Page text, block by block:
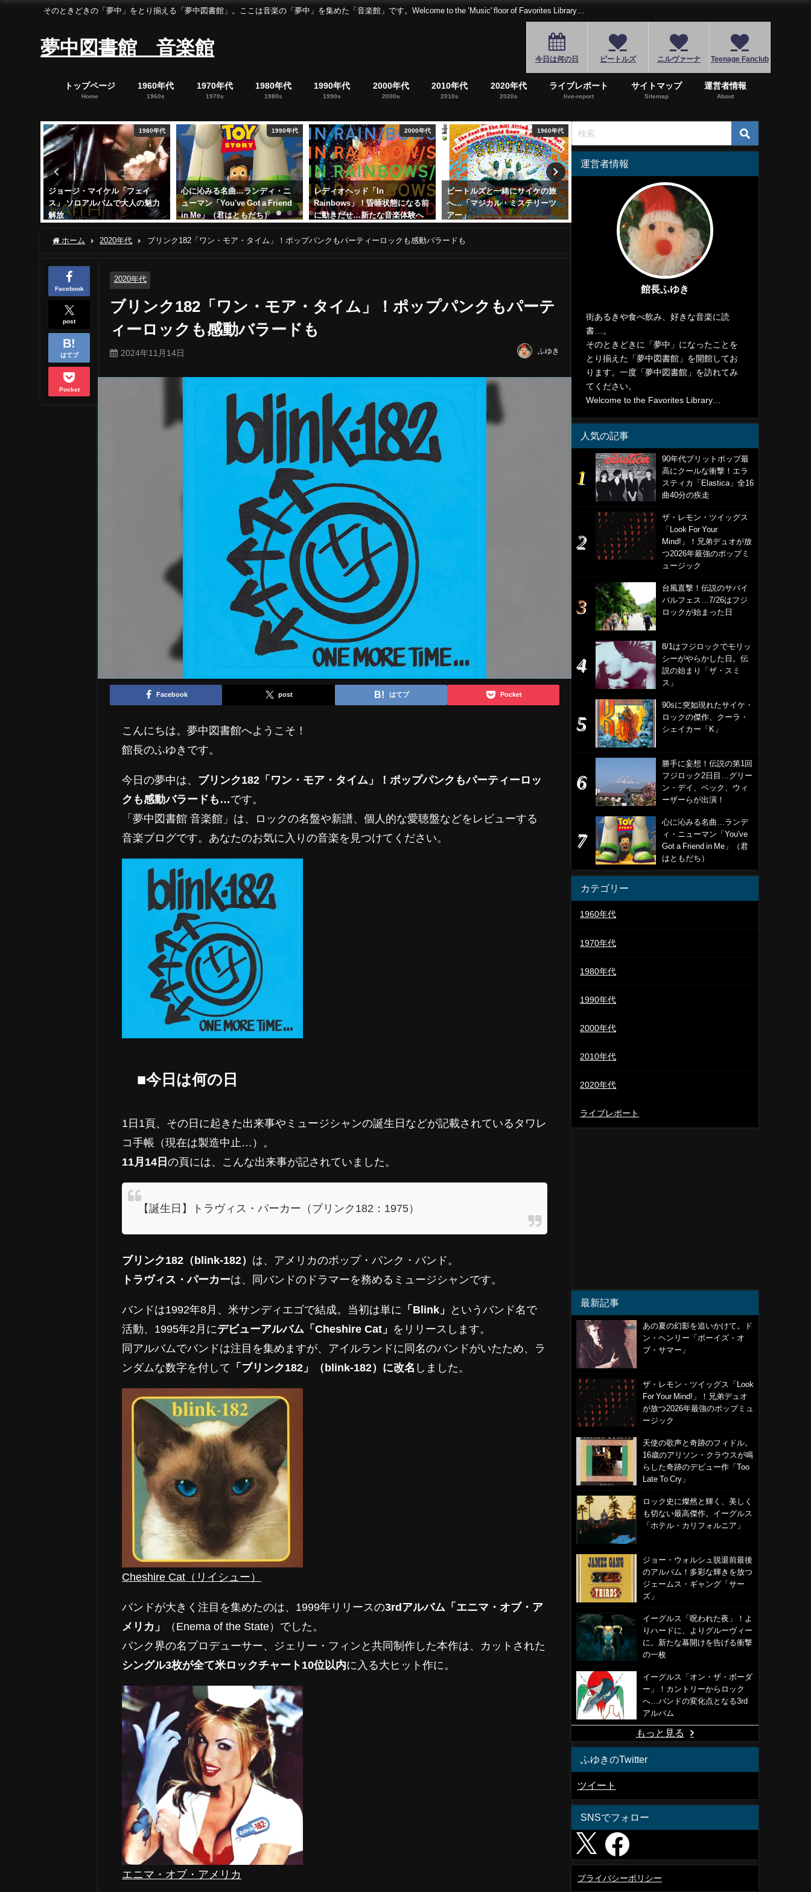
そのときどきの「夢中」をとり揃える「夢中図書館」。ここは音楽の「夢中」を集めた「音楽館」です。Welcome to the ’Music' floor of Favorites Library…
夢中図書館 音楽館
今日は何の日 ビートルズ ニルヴァーナ Teenage Fanclub
トップページ
Home
1960年代
1960s
1970年代
1970s
1980年代
1980s
1990年代
1990s
2000年代
2000s
2010年代
2010s
2020年代
2020s
ライブレポート
live-report
サイトマップ
Sitemap
運営者情報
About
1990年代
心に沁みる名曲…ランディ・ニ
ューマン「You've Got a Friend
in Me」（君はともだち）
2000年代
レディオヘッド「In
Rainbows」！昏睡状態になる前
に動きだせ…新たな音楽体験へ
1960年代
ビートルズと一緒にサイケの旅
へ…「マジカル・ミステリーツ
アー」
2000年代
日本史を愛するアフロヘアーが
奏でる歴史縛りファンク「レキ
シ」
名盤「レッド・ツェッペリン
Ⅱ」革新的ハードロックンロー
2020年5月14日
ホーム 2020年代 ブリンク182「ワン・モア・タイム」！ポップパンクもパーティーロックも感動バラードも
Facebook
post
はてブ
Pocket
2020年代
ブリンク182「ワン・モア・タイム」！ポップパンクもパーテ
ィーロックも感動バラードも
2024年11月14日 ふゆき
Facebook post はてブ Pocket
こんにちは。夢中図書館へようこそ！
館長のふゆきです。
今日の夢中は、 ブリンク182「ワン・モア・タイム」！ポップパンクもパーティーロッ
クも感動バラードも…です。
「夢中図書館 音楽館」は、ロックの名盤や新譜、個人的な愛聴盤などをレビューする
音楽ブログです。あなたのお気に入りの音楽を見つけてください。
■今日は何の日
1日1頁、その日に起きた出来事やミュージシャンの誕生日などが記載されているタワレ
コ手帳（現在は製造中止…）。
11月14日の頁には、こんな出来事が記されていました。
【誕生日】トラヴィス・パーカー（ブリンク182：1975）
ブリンク182（blink-182） は、アメリカのポップ・パンク・バンド。
トラヴィス・パーカーは、同バンドのドラマーを務めるミュージシャンです。
バンドは1992年8月、米サンディエゴで結成。当初は単に 「Blink」
というバンド名で
活動、1995年2月にデビューアルバム「Cheshire Cat」 をリリースします。
同アルバムでバンドは注目を集めますが、アイルランドに同名のバンドがいたため、ラ
ンダムな数字を付して
「ブリンク182」（blink-182）に改名 しました。
Cheshire Cat（リイシュー）
バンドが大きく注目を集めたのは、1999年リリースの3rdアルバム「エニマ・オブ・ア
メリカ」
（Enema of the State）でした。
パンク界の名プロデューサー、ジェリー・フィンと共同制作した本作は、カットされた
シングル3枚が全て米ロックチャート10位以内に入る大ヒット作に。
エニマ・オブ・アメリカ
運営者情報
館長ふゆき
街あるきや食べ飲み、好きな音楽に読
書…。
そのときどきに「夢中」になったことを
とり揃えた「夢中図書館」を開館してお
ります。一度「夢中図書館」を訪れてみ
てください。
Welcome to the Favorites Library…
人気の記事
90年代ブリットポップ最
高にクールな衝撃！エラ
スティカ「Elastica」全16
曲40分の疾走
ザ・レモン・ツイッグス
「Look For Your
Mind!」！兄弟デュオが放
つ2026年最強のポップミ
ュージック
台風直撃！伝説のサバイ
バルフェス…7/26はフジ
ロックが始まった日
8/1はフジロックでモリッ
シーがやらかした日。伝
説の始まり「ザ・スミ
ス」
90sに突如現れたサイケ・
ロックの傑作、クーラ・
シェイカー「K」
勝手に妄想！伝説の第1回
フジロック2日目…グリー
ン・デイ、ベック、ウィ
ーザーらが出演！
心に沁みる名曲…ランデ
ィ・ニューマン「You've
Got a Friend in Me」（君
はともだち）
カテゴリー
1960年代
1970年代
1980年代
1990年代
2000年代
2010年代
2020年代
ライブレポート
最新記事
あの夏の幻影を追いかけて。ド
ン・ヘンリー「ボーイズ・オ
ブ・サマー」
ザ・レモン・ツイッグス「Look
For Your Mind!」！兄弟デュオ
が放つ2026年最強のポップミュ
ージック
天使の歌声と奇跡のフィドル。
16歳のアリソン・クラウスが鳴
らした奇跡のデビュー作「Too
Late To Cry」
ロック史に燦然と輝く、美しく
も切ない最高傑作。イーグルス
「ホテル・カリフォルニア」
ジョー・ウォルシュ脱退前最後
のアルバム！多彩な輝きを放つ
ジェームス・ギャング「サー
ズ」
イーグルス「呪われた夜」！よ
りハードに、よりグルーヴィー
に。新たな幕開けを告げる衝撃
の一枚
イーグルス「オン・ザ・ボーダ
ー」！カントリーからロック
へ…バンドの変化点となる3rd
アルバム
もっと見る
ふゆきのTwitter
ツイート
SNSでフォロー
プライバシーポリシー